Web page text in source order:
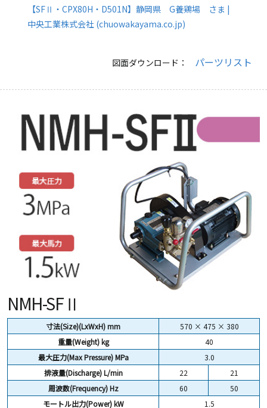
【SFⅡ・CPX80H・D501N】静岡県 G養鶏場 さま |
中央工業株式会社 (chuowakayama.co.jp)
図面ダウンロード： パーツリスト
NMH-SFⅡ
寸法(Size)(LxWxH) mm
570 × 475 × 380
重量(Weight)kg
40
最大圧力(Max Pressure) MPa
3.0
排液量(Discharge) L/min
22
21
周波数(Frequency) Hz
60
50
モートル出力(Power) kW
1.5